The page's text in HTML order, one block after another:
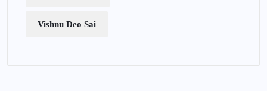
Vishnu Deo Sai